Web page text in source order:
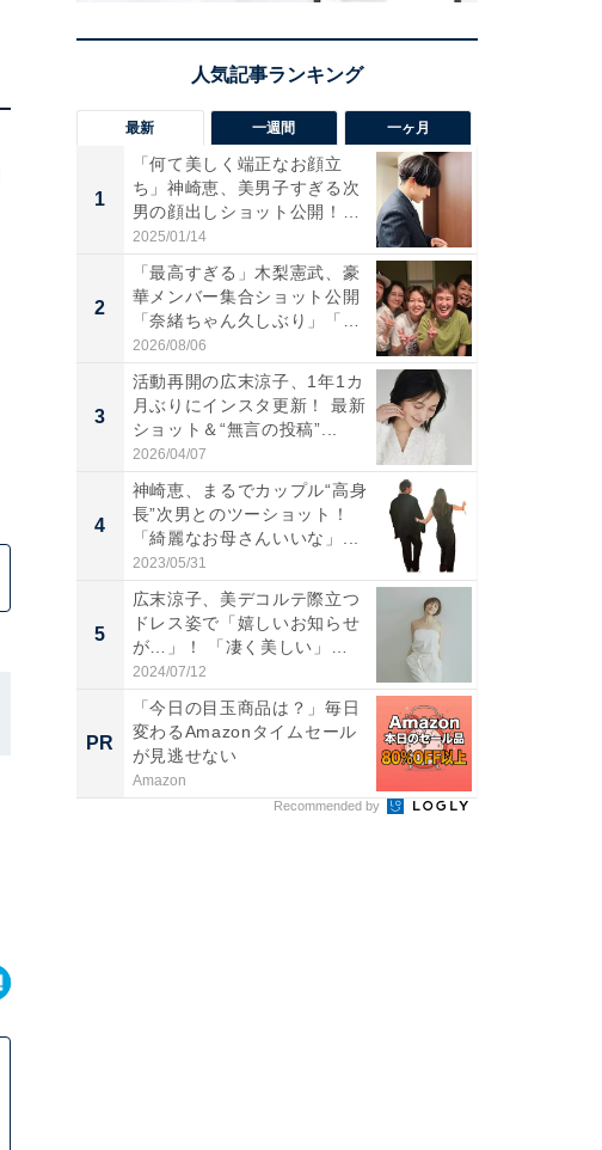
最新 一週間 一ヶ月
1
「何て美しく端正なお顔立
ち」神崎恵、美男子すぎる次
男の顔出しショット公開！
「め...
2025/01/14
2
「最高すぎる」木梨憲武、豪
華メンバー集合ショット公開
「奈緒ちゃん久しぶり」「み
ん...
2026/08/06
3
活動再開の広末涼子、1年1カ
月ぶりにインスタ更新！ 最新
ショット＆“無言の投稿”...
2026/04/07
4
神崎恵、まるでカップル“高身
長”次男とのツーショット！
「綺麗なお母さんいいな」...
2023/05/31
5
広末涼子、美デコルテ際立つ
ドレス姿で「嬉しいお知らせ
が…」！ 「凄く美しい」
「透...
2024/07/12
PR
「今日の目玉商品は？」毎日
変わるAmazonタイムセール
が見逃せない
Amazon
Recommended by